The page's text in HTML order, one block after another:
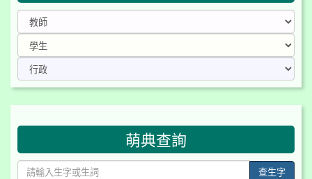
509817_0.jpg
509818_0.jpg
509821_0.jpg
509822_0.jpg
萌典查詢
查生字